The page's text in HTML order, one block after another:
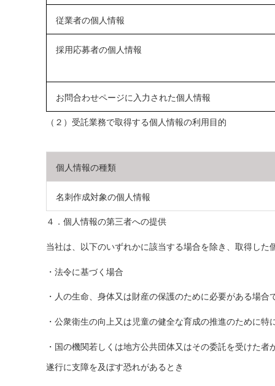
従業者の個人情報
採用応募者の個人情報
お問合わせページに入力された個人情報
（２）受託業務で取得する個人情報の利用目的
個人情報の種類
名刺作成対象の個人情報
４．個人情報の第三者への提供
当社は、以下のいずれかに該当する場合を除き、取得し
・法令に基づく場合
・人の生命、身体又は財産の保護のために必要がある場
・公衆衛生の向上又は児童の健全な育成の推進のために
・国の機関若しくは地方公共団体又はその委託を受けた
遂行に支障を及ぼす恐れがあるとき